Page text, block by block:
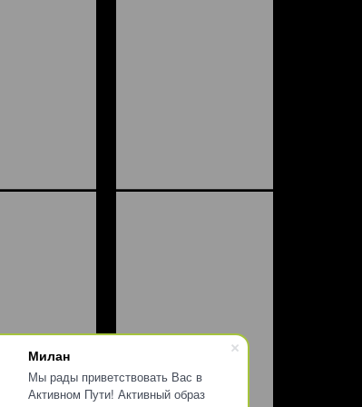
Милан
Мы рады приветствовать Вас в
Активном Пути! Активный образ